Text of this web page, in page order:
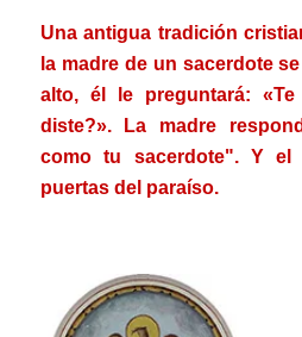
Una antigua tradición
la madre de un sacerdote
alto, él le preguntará:
diste?». La madre
como tu sacerdote". Y
puertas del paraíso.